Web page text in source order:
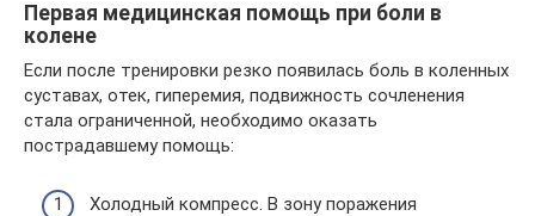
Первая медицинская помощь при боли в
колене
Если после тренировки резко появилась боль в коленных
суставах, отек, гиперемия, подвижность сочленения
стала ограниченной, необходимо оказать
пострадавшему помощь:
Холодный компресс. В зону поражения